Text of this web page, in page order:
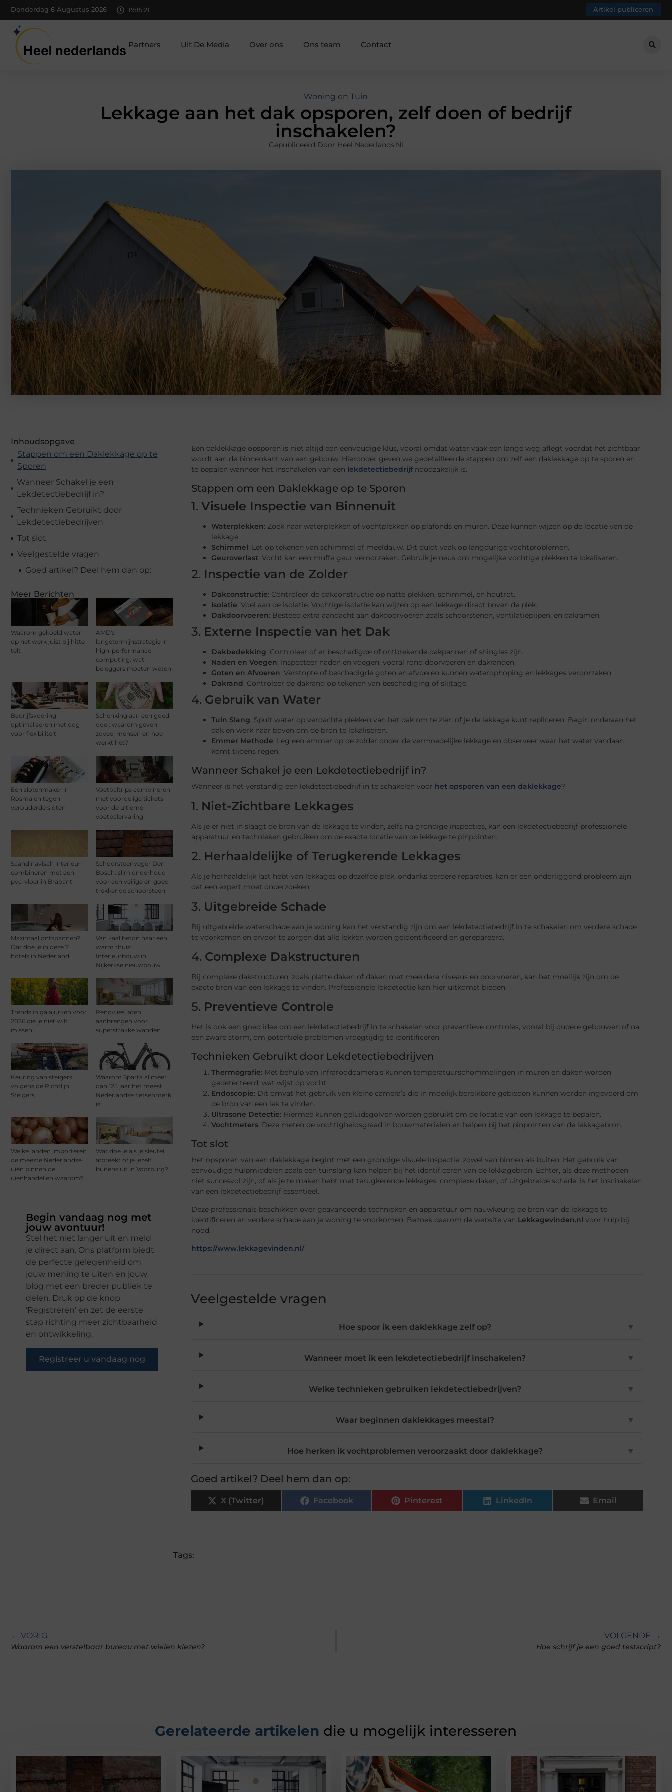
Donderdag 6 Augustus 2026 19:15:22 Artikel publiceren
Partners Uit De Media Over ons Ons team Contact
Woning en Tuin
Lekkage aan het dak opsporen, zelf doen of bedrijf
inschakelen?
Gepubliceerd Door Heel Nederlands.nl
Inhoudsopgave
Stappen om een Daklekkage op te
Sporen
Wanneer Schakel je een
Lekdetectiebedrijf in?
Technieken Gebruikt door
Lekdetectiebedrijven
Tot slot
Veelgestelde vragen
Goed artikel? Deel hem dan op:
Meer Berichten
Waarom gekoeld water
op het werk juist bij hitte
telt
AMD's
langetermijnstrategie in
high-performance
computing: wat
beleggers moeten weten
Bedrijfsvoering
optimaliseren met oog
voor flexibiliteit
Schenking aan een goed
doel: waarom geven
zoveel mensen en hoe
werkt het?
Een slotenmaker in
Rosmalen tegen
verouderde sloten
Voetbaltrips combineren
met voordelige tickets
voor de ultieme
voetbalervaring
Scandinavisch interieur
combineren met een
pvc-vloer in Brabant
Schoorsteenveger Den
Bosch: slim onderhoud
voor een veilige en goed
trekkende schoorsteen
Maximaal ontspannen?
Dat doe je in deze 7
hotels in Nederland
Van kaal beton naar een
warm thuis:
Interieurbouw in
Nijkerkse nieuwbouw
Trends in galajurken voor
2026 die je niet wilt
missen
Renovlies laten
aanbrengen voor
superstrakke wanden
Keuring van steigers
volgens de Richtlijn
Steigers
Waarom Sparta al meer
dan 125 jaar het meest
Nederlandse fietsenmerk
is
Welke landen importeren
de meeste Nederlandse
uien binnen de
uienhandel en waarom?
Wat doe je als je sleutel
afbreekt of je jezelf
buitensluit in Voorburg?
Begin vandaag nog met
jouw avontuur!
Stel het niet langer uit en meld
je direct aan. Ons platform biedt
de perfecte gelegenheid om
jouw mening te uiten en jouw
blog met een breder publiek te
delen. Druk op de knop
‘Registreren’ en zet de eerste
stap richting meer zichtbaarheid
en ontwikkeling.
Registreer u vandaag nog
Een daklekkage opsporen is niet altijd een eenvoudige klus, vooral omdat water vaak een lange weg aflegt voordat het zichtbaar
wordt aan de binnenkant van een gebouw. Hieronder geven we gedetailleerde stappen om zelf een daklekkage op te sporen en
te bepalen wanneer het inschakelen van een lekdetectiebedrijfnoodzakelijk is.
Stappen om een Daklekkage op te Sporen
1. Visuele Inspectie van Binnenuit
Waterplekken: Zoek naar waterplekken of vochtplekken op plafonds en muren. Deze kunnen wijzen op de locatie van de
lekkage.
Schimmel: Let op tekenen van schimmel of meeldauw. Dit duidt vaak op langdurige vochtproblemen.
Geuroverlast: Vocht kan een muffe geur veroorzaken. Gebruik je neus om mogelijke vochtige plekken te lokaliseren.
2. Inspectie van de Zolder
Dakconstructie: Controleer de dakconstructie op natte plekken, schimmel, en houtrot.
Isolatie: Voel aan de isolatie. Vochtige isolatie kan wijzen op een lekkage direct boven de plek.
Dakdoorvoeren: Besteed extra aandacht aan dakdoorvoeren zoals schoorstenen, ventilatiepijpen, en dakramen.
3. Externe Inspectie van het Dak
Dakbedekking: Controleer of er beschadigde of ontbrekende dakpannen of shingles zijn.
Naden en Voegen: Inspecteer naden en voegen, vooral rond doorvoeren en dakranden.
Goten en Afvoeren: Verstopte of beschadigde goten en afvoeren kunnen waterophoping en lekkages veroorzaken.
Dakrand: Controleer de dakrand op tekenen van beschadiging of slijtage.
4. Gebruik van Water
Tuin Slang: Spuit water op verdachte plekken van het dak om te zien of je de lekkage kunt repliceren. Begin onderaan het
dak en werk naar boven om de bron te lokaliseren.
Emmer Methode: Leg een emmer op de zolder onder de vermoedelijke lekkage en observeer waar het water vandaan
komt tijdens regen.
Wanneer Schakel je een Lekdetectiebedrijf in?
Wanneer is het verstandig een lekdetectiebedrijf in te schakelen voor het opsporen van een daklekkage?
1. Niet-Zichtbare Lekkages
Als je er niet in slaagt de bron van de lekkage te vinden, zelfs na grondige inspecties, kan een lekdetectiebedrijf professionele
apparatuur en technieken gebruiken om de exacte locatie van de lekkage te pinpointen.
2. Herhaaldelijke of Terugkerende Lekkages
Als je herhaaldelijk last hebt van lekkages op dezelfde plek, ondanks eerdere reparaties, kan er een onderliggend probleem zijn
dat een expert moet onderzoeken.
3. Uitgebreide Schade
Bij uitgebreide waterschade aan je woning kan het verstandig zijn om een lekdetectiebedrijf in te schakelen om verdere schade
te voorkomen en ervoor te zorgen dat alle lekken worden geïdentificeerd en gerepareerd.
4. Complexe Dakstructuren
Bij complexe dakstructuren, zoals platte daken of daken met meerdere niveaus en doorvoeren, kan het moeilijk zijn om de
exacte bron van een lekkage te vinden. Professionele lekdetectie kan hier uitkomst bieden.
5. Preventieve Controle
Het is ook een goed idee om een lekdetectiebedrijf in te schakelen voor preventieve controles, vooral bij oudere gebouwen of na
een zware storm, om potentiële problemen vroegtijdig te identificeren.
Technieken Gebruikt door Lekdetectiebedrijven
Thermografie: Met behulp van infraroodcamera’s kunnen temperatuurschommelingen in muren en daken worden
gedetecteerd, wat wijst op vocht.
Endoscopie: Dit omvat het gebruik van kleine camera’s die in moeilijk bereikbare gebieden kunnen worden ingevoerd om
de bron van een lek te vinden.
Ultrasone Detectie: Hiermee kunnen geluidsgolven worden gebruikt om de locatie van een lekkage te bepalen.
Vochtmeters: Deze meten de vochtigheidsgraad in bouwmaterialen en helpen bij het pinpointen van de lekkagebron.
Tot slot
Het opsporen van een daklekkage begint met een grondige visuele inspectie, zowel van binnen als buiten. Het gebruik van
eenvoudige hulpmiddelen zoals een tuinslang kan helpen bij het identificeren van de lekkagebron. Echter, als deze methoden
niet succesvol zijn, of als je te maken hebt met terugkerende lekkages, complexe daken, of uitgebreide schade, is het inschakelen
van een lekdetectiebedrijf essentieel.
Deze professionals beschikken over geavanceerde technieken en apparatuur om nauwkeurig de bron van de lekkage te
identificeren en verdere schade aan je woning te voorkomen. Bezoek daarom de website van Lekkagevinden.nl voor hulp bij
nood.
https://www.lekkagevinden.nl/
Veelgestelde vragen
Hoe spoor ik een daklekkage zelf op? ▼
Wanneer moet ik een lekdetectiebedrijf inschakelen? ▼
Welke technieken gebruiken lekdetectiebedrijven? ▼
Waar beginnen daklekkages meestal? ▼
Hoe herken ik vochtproblemen veroorzaakt door daklekkage? ▼
Goed artikel? Deel hem dan op:
X (Twitter) Facebook Pinterest LinkedIn Email
Tags:
← VORIG
Waarom een verstelbaar bureau met wielen kiezen?
VOLGENDE →
Hoe schrijf je een goed testscript?
Gerelateerde artikelen die u mogelijk interesseren